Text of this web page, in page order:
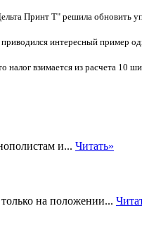
Принт Т" решила обновить
интересный
налог взимается из расчета
и... Читать»
на положении...